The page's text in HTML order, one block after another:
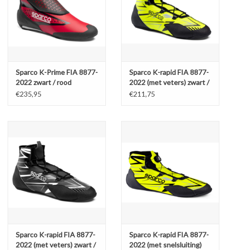
Sparco K-Prime FIA 8877-
2022 zwart / rood
€235,95
Sparco K-rapid FIA 8877-
2022 (met veters) zwart /
fluor geel
€211,75
Sparco K-rapid FIA 8877-
2022 (met veters) zwart /
Sparco K-rapid FIA 8877-
2022 (met snelsluiting)